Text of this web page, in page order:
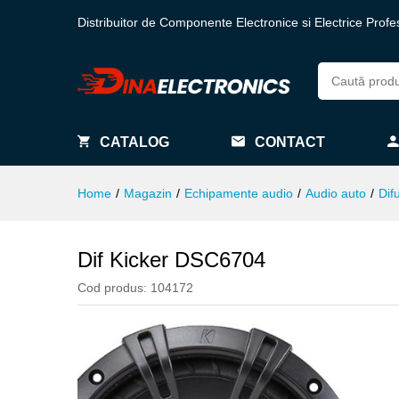
Distribuitor de Componente Electronice si Electrice
CATALOG CONTACT
Home / Magazin / Echipamente audio / Audio auto /
Dif Kicker DSC6704
Cod produs: 104172